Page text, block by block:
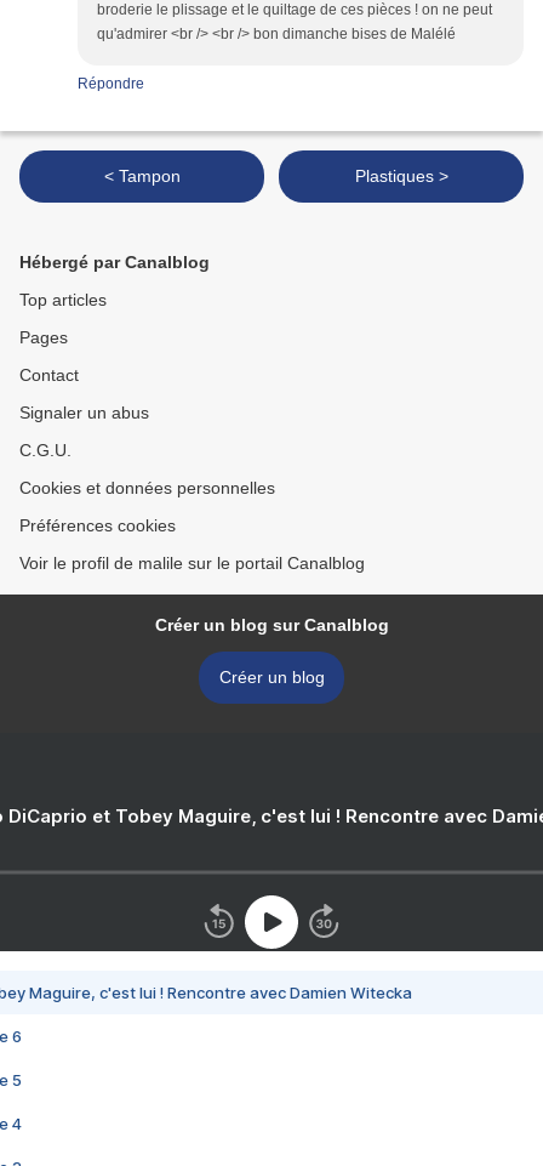
broderie le plissage et le quiltage de ces pièces ! on ne peut
qu'admirer <br /> <br /> bon dimanche bises de Malélé
Répondre
< Tampon Plastiques >
Hébergé par Canalblog
Top articles
Pages
Contact
Signaler un abus
C.G.U.
Cookies et données personnelles
Préférences cookies
Voir le profil de malile sur le portail Canalblog
Créer un blog sur Canalblog
Créer un blog
DiCaprio et Tobey Maguire, c'est lui ! Rencontre avec
Maguire, c'est lui ! Rencontre avec Damien Witecka
6
5
4